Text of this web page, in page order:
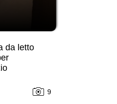
da letto
9